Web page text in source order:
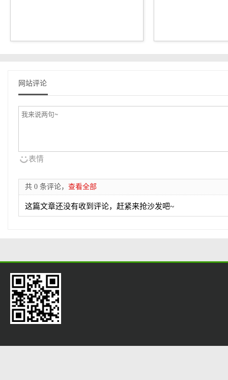
网站评论
表情
共 0 条评论， 查看全部
这篇文章还没有收到评论，赶紧来抢沙发吧~